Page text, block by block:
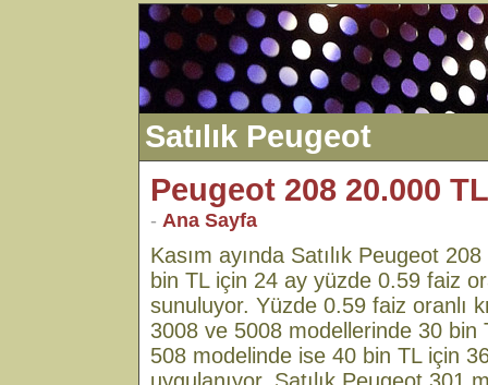
Satılık Peugeot
Peugeot 208 20.000
- Ana Sayfa
Kasım ayında Satılık Peugeot
bin TL için 24 ay yüzde 0.59 faiz
sunuluyor. Yüzde 0.59 faiz oranlı
3008 ve 5008 modellerinde 30 bin
508 modelinde ise 40 bin TL için